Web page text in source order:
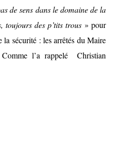
de sens dans le domaine de la
toujours des p’tits trous » pour
sécurité : les arrêtés du Maire
l’a rappelé
Christian